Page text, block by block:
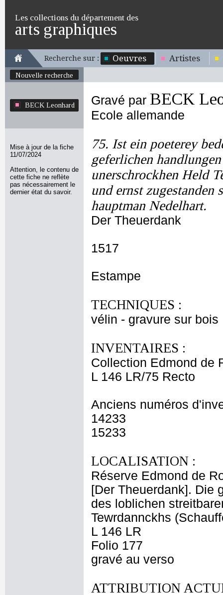
Les collections du département des
arts graphiques
Recherche sur : Oeuvres Artistes
Nouvelle recherche
BECK Leonhard
Mise à jour de la fiche
11/07/2024
Attention, le contenu de
cette fiche ne reflète
pas nécessairement le
dernier état du savoir.
Gravé par BECK
Ecole allemande
75. Ist ein poeterey
geferlichen
unerschrockhen Held
und ernst
hauptman Nedelhart.
Der Theuerdank
1517
Estampe
TECHNIQUES :
vélin - gravure sur bois
INVENTAIRES :
Collection Edmond de
L 146 LR/75 Recto
Anciens numéros
14233
15233
LOCALISATION :
Réserve Edmond de
[Der Theuerdank]. Die
des loblichen
Tewrdannckhs
L 146 LR
Folio 177
gravé au verso
ATTRIBUTION